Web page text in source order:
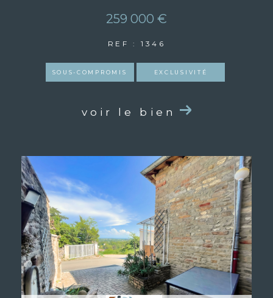
259 000 €
REF : 1346
SOUS-COMPROMIS EXCLUSIVITÉ
voir le bien